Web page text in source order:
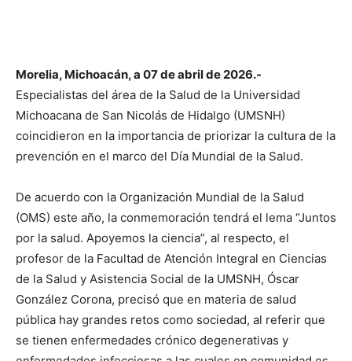
Morelia, Michoacán, a 07 de abril de 2026.-
Especialistas del área de la Salud de la Universidad
Michoacana de San Nicolás de Hidalgo (UMSNH)
coincidieron en la importancia de priorizar la cultura de la
prevención en el marco del Día Mundial de la Salud.
De acuerdo con la Organización Mundial de la Salud
(OMS) este año, la conmemoración tendrá el lema “Juntos
por la salud. Apoyemos la ciencia”, al respecto, el
profesor de la Facultad de Atención Integral en Ciencias
de la Salud y Asistencia Social de la UMSNH, Óscar
González Corona, precisó que en materia de salud
pública hay grandes retos como sociedad, al referir que
se tienen enfermedades crónico degenerativas y